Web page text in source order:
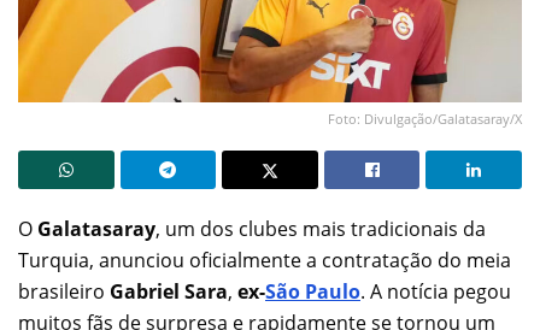
Foto: Divulgação/Galatasaray/X
O Galatasaray, um dos clubes mais tradicionais da
Turquia, anunciou oficialmente a contratação do meia
brasileiro Gabriel Sara, ex-São Paulo. A notícia pegou
muitos fãs de surpresa e rapidamente se tornou um